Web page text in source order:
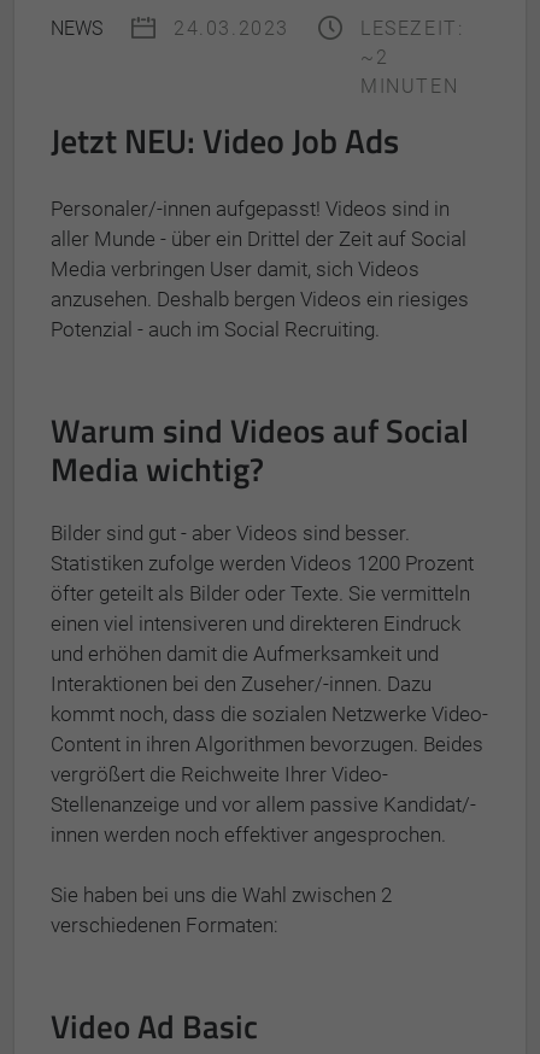
NEWS 24.03.2023
LESEZEIT:
~2
MINUTEN
Jetzt NEU: Video Job Ads
Personaler/-innen aufgepasst! Videos sind in
aller Munde - über ein Drittel der Zeit auf Social
Media verbringen User damit, sich Videos
anzusehen. Deshalb bergen Videos ein riesiges
Potenzial - auch im Social Recruiting.
Warum sind Videos auf Social
Media wichtig?
Bilder sind gut - aber Videos sind besser.
Statistiken zufolge werden Videos 1200 Prozent
öfter geteilt als Bilder oder Texte. Sie vermitteln
einen viel intensiveren und direkteren Eindruck
und erhöhen damit die Aufmerksamkeit und
Interaktionen bei den Zuseher/-innen. Dazu
kommt noch, dass die sozialen Netzwerke Video-
Content in ihren Algorithmen bevorzugen. Beides
vergrößert die Reichweite Ihrer Video-
Stellenanzeige und vor allem passive Kandidat/-
innen werden noch effektiver angesprochen.
Sie haben bei uns die Wahl zwischen 2
verschiedenen Formaten:
Video Ad Basic